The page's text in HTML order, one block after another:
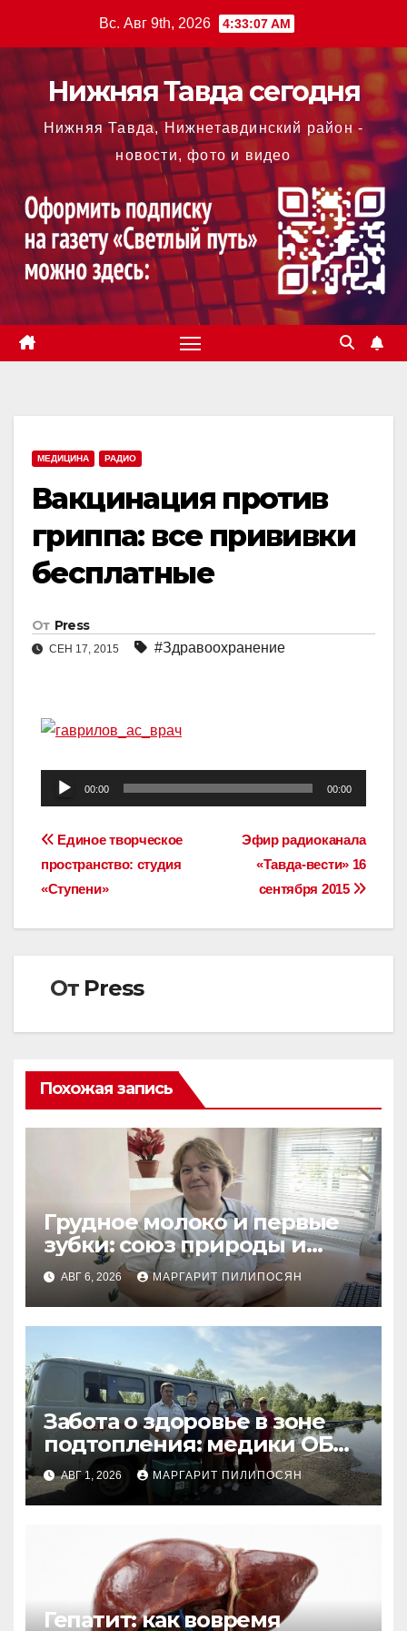
содержимому
Вс. Авг 9th, 2026 4:33:08 AM
Нижняя Тавда сегодня
Нижняя Тавда, Нижнетавдинский район -
новости, фото и видео
МЕДИЦИНА РАДИО
Вакцинация против
гриппа: все прививки
бесплатные
От Press
СЕН 17, 2015 #Здравоохранение
Аудиоплеер
00:00 00:00
Навигация
по
записям
Эфир радиоканала
«Тавда-вести» 16
сентября 2015
Единое творческое
пространство: студия
«Ступени»
От Press
Похожая запись
Грудное молоко и первые
зубки: союз природы и
заботы
АВГ 6, 2026 МАРГАРИТ ПИЛИПОСЯН
Забота о здоровье в зоне
подтопления: медики ОБ
№15 совершили выезд в
отдаленные поселки
АВГ 1, 2026 МАРГАРИТ ПИЛИПОСЯН
Гепатит: как вовремя